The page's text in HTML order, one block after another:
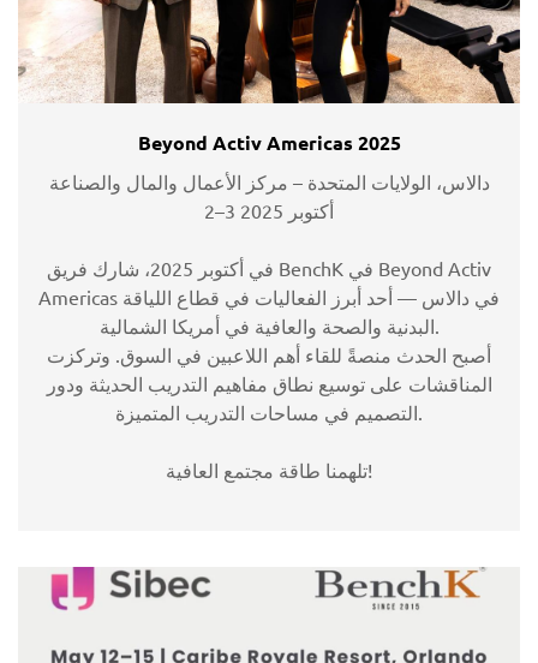
Beyond Activ Americas 2025
دالاس، الولايات المتحدة – مركز الأعمال والمال والصناعة
2–3 أكتوبر 2025
في أكتوبر 2025، شارك فريق BenchK في Beyond Activ
Americas في دالاس — أحد أبرز الفعاليات في قطاع اللياقة
البدنية والصحة والعافية في أمريكا الشمالية.
أصبح الحدث منصةً للقاء أهم اللاعبين في السوق. وتركزت
المناقشات على توسيع نطاق مفاهيم التدريب الحديثة ودور
التصميم في مساحات التدريب المتميزة.
تلهمنا طاقة مجتمع العافية!